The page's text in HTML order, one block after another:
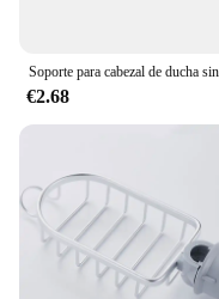
€2.68